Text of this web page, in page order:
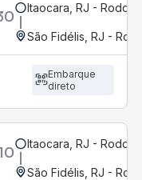
Itaocara, RJ -
São Fidélis, RJ -
Embarque
direto
Itaocara, RJ -
São Fidélis, RJ -